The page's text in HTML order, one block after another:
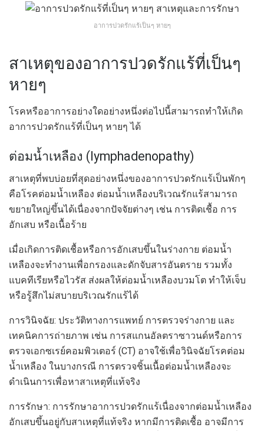
อาการปวดรักแร้เป็นๆ หายๆ
สาเหตุของอาการปวดรักแร้ที่เป็นๆ
หายๆ
โรคหรืออาการอย่างใดอย่างหนึ่งต่อไปนี้สามารถทำให้เกิด
อาการปวดรักแร้ที่เป็นๆ หายๆ ได้
ต่อมน้ำเหลือง (lymphadenopathy)
สาเหตุที่พบบ่อยที่สุดอย่างหนึ่งของอาการปวดรักแร้เป็นพักๆ
คือโรคต่อมน้ำเหลือง ต่อมน้ำเหลืองบริเวณรักแร้สามารถ
ขยายใหญ่ขึ้นได้เนื่องจากปัจจัยต่างๆ เช่น การติดเชื้อ การ
อักเสบ หรือเนื้อร้าย
เมื่อเกิดการติดเชื้อหรือการอักเสบขึ้นในร่างกาย ต่อมน้ำ
เหลืองจะทำงานเพื่อกรองและดักจับสารอันตราย รวมทั้ง
แบคทีเรียหรือไวรัส ส่งผลให้ต่อมน้ำเหลืองบวมโต ทำให้เจ็บ
หรือรู้สึกไม่สบายบริเวณรักแร้ได้
การวินิจฉัย: ประวัติทางการแพทย์ การตรวจร่างกาย และ
เทคนิคการถ่ายภาพ เช่น การสแกนอัลตราซาวนด์หรือการ
ตรวจเอกซเรย์คอมพิวเตอร์ (CT) อาจใช้เพื่อวินิจฉัยโรคต่อม
น้ำเหลือง ในบางกรณี การตรวจชิ้นเนื้อต่อมน้ำเหลืองจะ
ดำเนินการเพื่อหาสาเหตุที่แท้จริง
การรักษา: การรักษาอาการปวดรักแร้เนื่องจากต่อมน้ำเหลือง
อักเสบขึ้นอยู่กับสาเหตุที่แท้จริง หากมีการติดเชื้อ อาจมีการ